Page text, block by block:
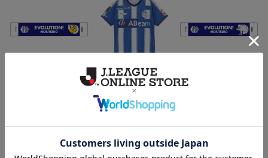
モンテディオ山形 ピカ
26/27オーセンティックユ
ニフォーム半袖（FP1st）
18,700円～23,760円
モンテディオ山形 ツン
ベアー タオルマフラー
トピックス